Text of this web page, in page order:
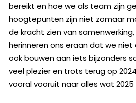
bereikt en hoe we als team zijn
hoogtepunten zijn niet zomaar
de kracht zien van
herinneren ons eraan dat we niet
ook bouwen aan iets bijzonders
veel plezier en trots terug op
vooral vooruit naar alles wat